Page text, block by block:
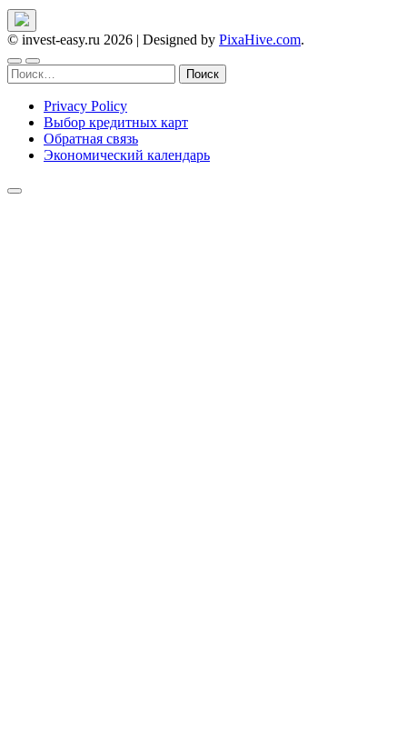
© invest-easy.ru 2026 | Designed by PixaHive.com.
Найти:
Privacy Policy
Выбор кредитных карт
Обратная связь
Экономический календарь